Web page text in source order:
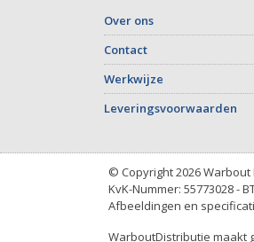
Over ons
Contact
Werkwijze
Leveringsvoorwaarden
© Copyright 2026 Warbout
KvK-Nummer: 55773028 -
Afbeeldingen en
WarboutDistributie maakt